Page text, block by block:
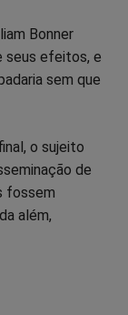
Bonner
seus efeitos, e
sem que
o sujeito
de
fossem
além,